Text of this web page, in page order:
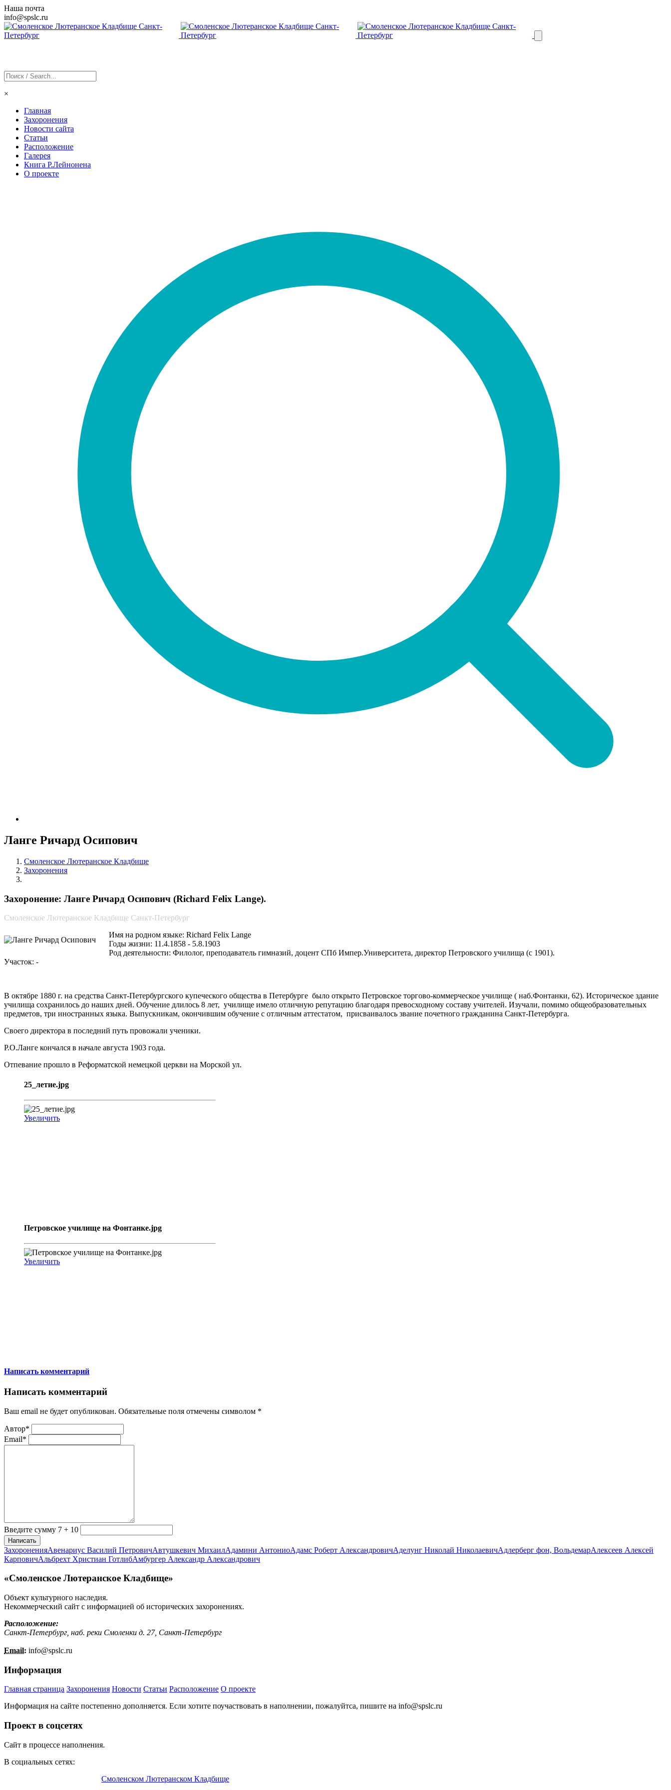
Наша почта
info@spslc.ru
×
Главная
Захоронения
Новости сайта
Статьи
Расположение
Галерея
Книга Р.Лейнонена
О проекте
Ланге Ричард Осипович
Смоленское Лютеранское Кладбище
Захоронения
Захоронение: Ланге Ричард Осипович (Richard Felix Lange).
Смоленское Лютеранское Кладбище Санкт-Петербург
Имя на родном языке: Richard Felix Lange
Годы жизни: 11.4.1858 - 5.8.1903
Род деятельности: Филолог, преподаватель гимназий, доцент СПб Импер.Университета, директор Петровского училища (с 1901).
Участок: -
В октябре 1880 г. на средства Санкт-Петербургского купеческого общества в Петербурге было открыто Петровское торгово-коммерческое училище ( наб.Фонтанки, 62). Историческое здание
училища сохранилось до наших дней. Обучение длилось 8 лет, училище имело отличную репутацию благодаря превосходному составу учителей. Изучали, помимо общеобразовательных
предметов, три иностранных языка. Выпускникам, окончившим обучение с отличным аттестатом, присваивалось звание почетного гражданина Санкт-Петербурга.
Своего директора в последний путь провожали ученики.
Р.О.Ланге кончался в начале августа 1903 года.
Отпевание прошло в Реформатской немецкой церкви на Морской ул.
25_летие.jpg
Увеличить
Петровское училище на Фонтанке.jpg
Увеличить
Написать комментарий
Написать комментарий
Ваш email не будет опубликован. Обязательные поля отмечены символом *
Автор*
Email*
Введите сумму 7 + 10
Написать
ЗахороненияАвенариус Василий ПетровичАвтушкевич МихаилАдамини АнтониоАдамс Роберт АлександровичАделунг Николай НиколаевичАдлерберг фон, ВольдемарАлексеев Алексей
КарповичАльбрехт Христиан ГотлибАмбургер Александр Александрович
«Смоленское Лютеранское Кладбище»
Объект культурного наследия.
Некоммерческий сайт с информацией об исторических захоронениях.
Расположение:
Санкт-Петербург, наб. реки Смоленки д. 27, Санкт-Петербург
Email: info@spslc.ru
Информация
Главная страница Захоронения Новости Статьи Расположение О проекте
Информация на сайте постепенно дополняется. Если хотите поучаствовать в наполнении, пожалуйтса, пишите на info@spslc.ru
Проект в соцсетях
Сайт в процессе наполнения.
В социальных сетях:
Смоленском Лютеранском Кладбище